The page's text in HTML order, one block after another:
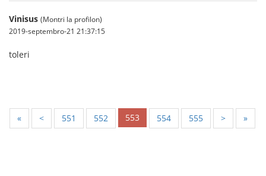
Vinisus (Montri la profilon)
2019-septembro-21 21:37:15
toleri
« < 551 552 553 554 555 > »